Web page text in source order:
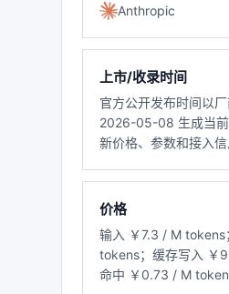
Anthropic
上市/收录时间
官方公开发布时间以
2026-05-08 生成当
新价格、参数和接入信
价格
输入 ￥7.3 / M
tokens；缓存写入 ￥
命中 ￥0.73 / M